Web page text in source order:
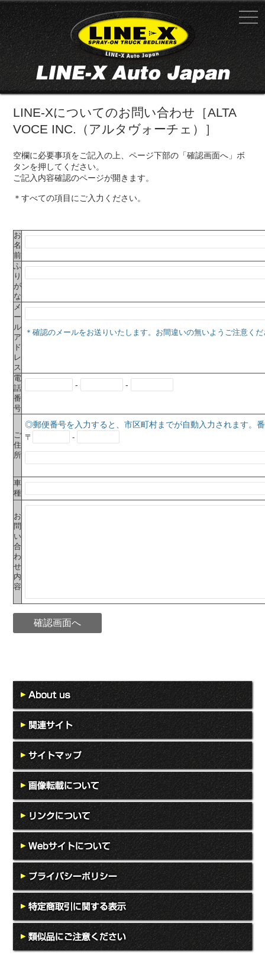
LINE-Xについてのお問い合わせ［ALTA
VOCE INC.（アルタヴォーチェ）］
空欄に必要事項をご記入の上、ページ下部の「確認画面へ」ボ
タンを押してください。
ご記入内容確認のページが開きます。
＊すべての項目にご入力ください。
お
名
前
ふ
り
が
な
メ
ー
ル
ア
ド
レ
ス
＊確認のメールをお送りいたします。お間違いの無いようご注意く
電
話
番
号
- -
ご
住
所
◎郵便番号を入力すると、市区町村までが自動入力されます。
〒 -
車
種
お
問
い
合
わ
せ
内
容